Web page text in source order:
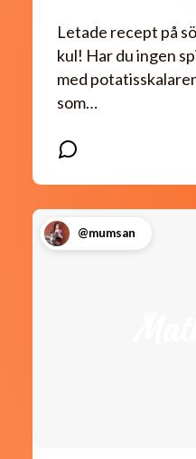
Letade recept på
kul! Har du ingen
med
som…
@mumsan